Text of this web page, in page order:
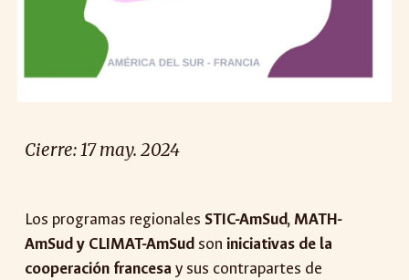
Cierre:17may. 2024
Los programas regionalesSTIC-AmSud, MATH-
AmSud y CLIMAT-AmSud soniniciativas de la
cooperación francesa y sus contrapartes de